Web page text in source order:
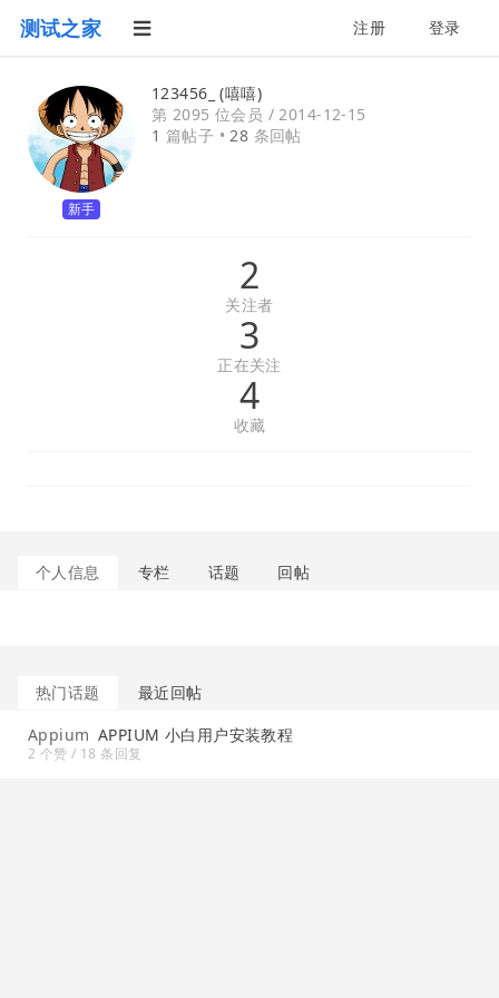
测试之家 注册 登录
新手
123456_ (嘻嘻)
第 2095 位会员 /2014-12-15
1 篇帖子 •28 条回帖
2
关注者
3
正在关注
4
收藏
个人信息 专栏 话题 回帖
热门话题
最近回帖
Appium APPIUM 小白用户安装教程
2 个赞 / 18 条回复